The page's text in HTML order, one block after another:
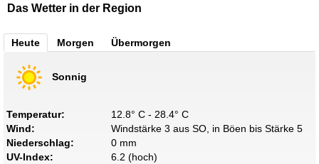
Das Wetter in der Region
Heute Morgen Übermorgen
Sonnig
Temperatur:
12.8° C - 28.4° C
Wind:
Windstärke 3 aus SO, in Böen bis Stärke 5
Niederschlag:
0 mm
UV-Index:
6.2 (hoch)